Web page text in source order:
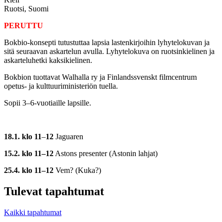
Ruotsi, Suomi
PERUTTU
Bokbio-konsepti tutustuttaa lapsia lastenkirjoihin lyhytelokuvan ja
sitä seuraavan askartelun avulla. Lyhytelokuva on ruotsinkielinen ja
askarteluhetki kaksikielinen.
Bokbion tuottavat Walhalla ry ja Finlandssvenskt filmcentrum
opetus- ja kulttuuriministeriön tuella.
Sopii 3–6-vuotiaille lapsille.
18.1. klo 11–12 Jaguaren
15.2. klo 11–12 Astons presenter (Astonin lahjat)
25.4. klo 11–12 Vem? (Kuka?)
Tulevat tapahtumat
Kaikki tapahtumat